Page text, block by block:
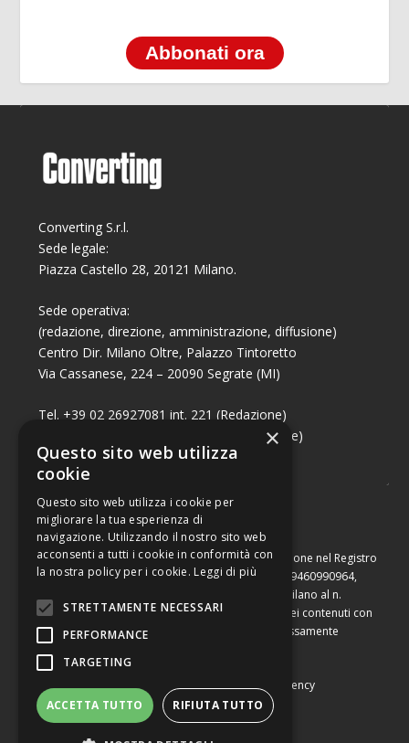
Abbonati ora
Converting S.r.l.
Sede legale:
Piazza Castello 28, 20121 Milano.
Sede operativa:
(redazione, direzione, amministrazione, diffusione)
Centro Dir. Milano Oltre, Palazzo Tintoretto
Via Cassanese, 224 – 20090 Segrate (MI)
Tel. +39 02 26927081 int. 221 (Redazione)
Tel. +39 02 26927081 int. 224 (Commerciale)
Fax +39 02 26951006
Capitale sociale di Euro 10.000,00 – Numero di iscrizione nel Registro
delle Imprese di Milano, partita Iva e codice fiscale 09460990964,
iscritta al Repertorio Economico Amministrativo di Milano al n.
2091710. È vietata la riproduzione, anche parziale, dei contenuti con
qualsiasi mezzo, compresa la stampa, se non espressamente
Copyright © Converting srl | Privacy Policy|Web Agency
×
Questo sito web utilizza
cookie
Questo sito web utilizza i cookie per
migliorare la tua esperienza di
navigazione. Utilizzando il nostro sito web
acconsenti a tutti i cookie in conformità con
la nostra policy per i cookie. Leggi di più
STRETTAMENTE NECESSARI
PERFORMANCE
TARGETING
ACCETTA TUTTO RIFIUTA TUTTO